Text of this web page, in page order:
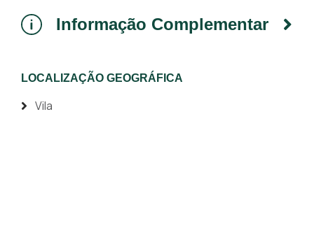
Informação Complementar
LOCALIZAÇÃO GEOGRÁFICA
Vila